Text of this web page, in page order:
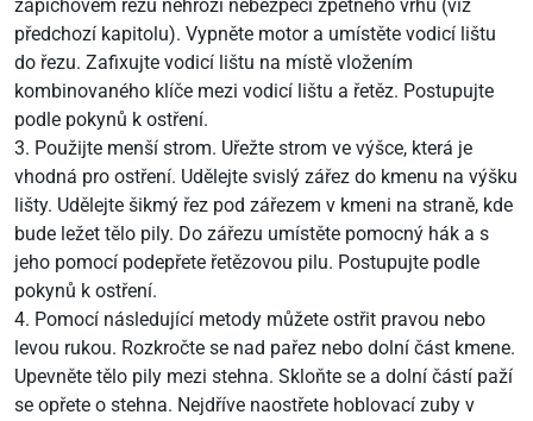
zápichovém řezu nehrozí nebezpečí zpětného vrhu (viz
předchozí kapitolu). Vypněte motor a umístěte vodicí lištu
do řezu. Zafixujte vodicí lištu na místě vložením
kombinovaného klíče mezi vodicí lištu a řetěz. Postupujte
podle pokynů k ostření.
3. Použijte menší strom. Uřežte strom ve výšce, která je
vhodná pro ostření. Udělejte svislý zářez do kmenu na výšku
lišty. Udělejte šikmý řez pod zářezem v kmeni na straně, kde
bude ležet tělo pily. Do zářezu umístěte pomocný hák a s
jeho pomocí podepřete řetězovou pilu. Postupujte podle
pokynů k ostření.
4. Pomocí následující metody můžete ostřit pravou nebo
levou rukou. Rozkročte se nad pařez nebo dolní část kmene.
Upevněte tělo pily mezi stehna. Skloňte se a dolní částí paží
se opřete o stehna. Nejdříve naostřete hoblovací zuby v